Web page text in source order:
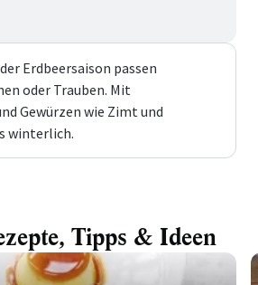
Erdbeersaison passen
oder Trauben. Mit
Gewürzen wie Zimt und
winterlich.
Tipps & Ideen